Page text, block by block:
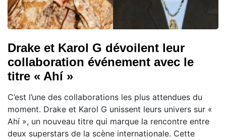
Drake et Karol G dévoilent leur
collaboration événement avec le
titre « Ahí »
C’est l’une des collaborations les plus attendues du
moment. Drake et Karol G unissent leurs univers sur «
Ahí », un nouveau titre qui marque la rencontre entre
deux superstars de la scène internationale. Cette